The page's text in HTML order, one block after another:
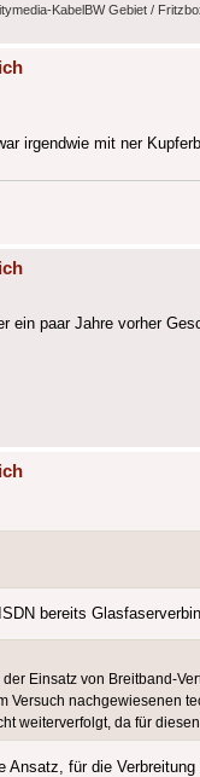
KabelBW Gebiet /
irgendwie mit ner
ein paar Jahre vorher
bereits
Einsatz von Breitband-
Versuch nachgewiesenen
weiterverfolgt, da für
für die